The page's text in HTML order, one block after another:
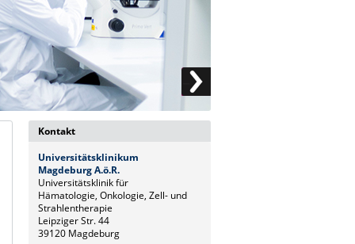
Kontakt
Universitätsklinikum
Magdeburg A.ö.R.
Universitätsklinik für
Hämatologie, Onkologie, Zell- und
Strahlentherapie
Leipziger Str. 44
39120 Magdeburg